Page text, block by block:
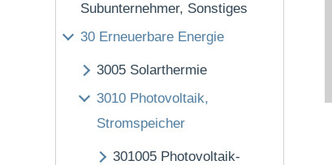
Subunternehmer, Sonstiges
30 Erneuerbare Energie
3005 Solarthermie
3010 Photovoltaik,
Stromspeicher
301005 Photovoltaik-